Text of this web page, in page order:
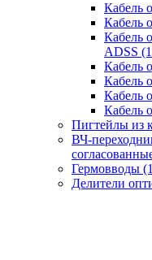
Кабель
Кабель
Кабель
ADSS
Кабель
Кабель
Кабель
Кабель
Пигтейлы из
ВЧ-
Гермовводы
Делители